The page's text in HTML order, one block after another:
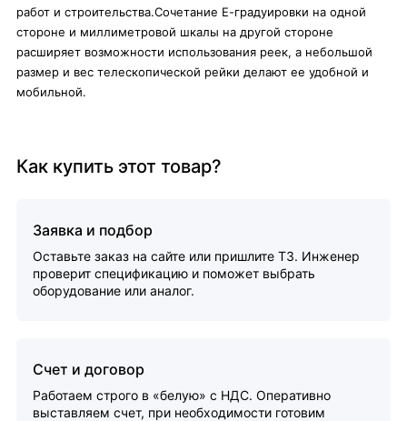
работ и строительства.Сочетание Е-градуировки на одной
стороне и миллиметровой шкалы на другой стороне
расширяет возможности использования реек, а небольшой
размер и вес телескопической рейки делают ее удобной и
мобильной.
Как купить этот товар?
Заявка и подбор
Оставьте заказ на сайте или пришлите ТЗ. Инженер
проверит спецификацию и поможет выбрать
оборудование или аналог.
Счет и договор
Работаем строго в «белую» с НДС. Оперативно
выставляем счет, при необходимости готовим